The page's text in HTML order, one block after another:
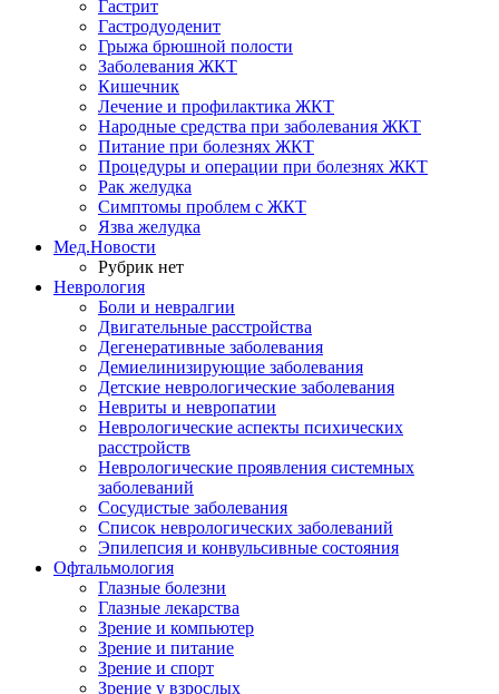
Гастрит
Гастродуоденит
Грыжа брюшной полости
Заболевания ЖКТ
Кишечник
Лечение и профилактика ЖКТ
Народные средства при заболевания ЖКТ
Питание при болезнях ЖКТ
Процедуры и операции при болезнях ЖКТ
Рак желудка
Симптомы проблем с ЖКТ
Язва желудка
Мед.Новости
Рубрик нет
Неврология
Боли и невралгии
Двигательные расстройства
Дегенеративные заболевания
Демиелинизирующие заболевания
Детские неврологические заболевания
Невриты и невропатии
Неврологические аспекты психических
расстройств
Неврологические проявления системных
заболеваний
Сосудистые заболевания
Список неврологических заболеваний
Эпилепсия и конвульсивные состояния
Офтальмология
Глазные болезни
Глазные лекарства
Зрение и компьютер
Зрение и питание
Зрение и спорт
Зрение у взрослых